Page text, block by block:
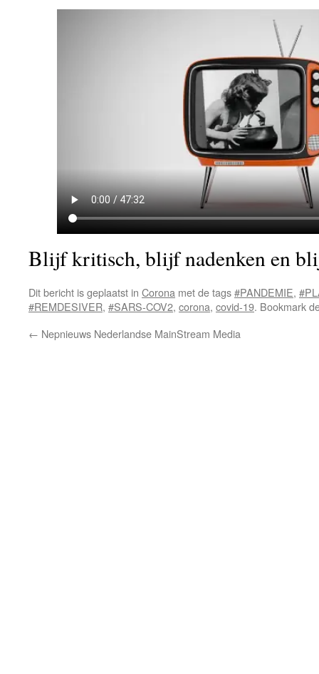
Blijf kritisch, blijf nadenken en
Dit bericht is geplaatst in Corona met de tags#PANDEMIE,
#REMDESIVER, #SARS-COV2, corona, covid-19. Bookmark
← Nepnieuws Nederlandse MainStream Media